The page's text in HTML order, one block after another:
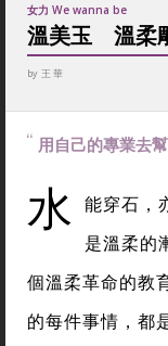
女力 We wanna be
溫美玉 溫柔
by 王 華
用自己的專業去
水 能穿石，
是溫柔的
個溫柔革命的教
的每件事情，都